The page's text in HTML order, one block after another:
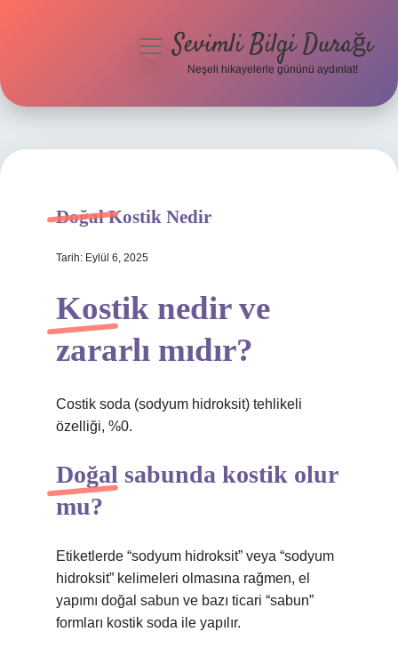
Hakkımızda
menüyüSevimli Bilgi Durağı
Neşeli hikayelerle gününü aydınlat!
Doğal Kostik Nedir
Tarih: Eylül 6, 2025
Kostik nedir ve
zararlı mıdır?
Costik soda (sodyum hidroksit) tehlikeli
özelliği, %0.
Doğal sabunda kostik olur
mu?
Etiketlerde “sodyum hidroksit” veya “sodyum
hidroksit” kelimeleri olmasına rağmen, el
yapımı doğal sabun ve bazı ticari “sabun”
formları kostik soda ile yapılır.